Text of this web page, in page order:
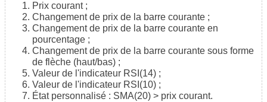
Prix courant ;
Changement de prix de la barre courante ;
Changement de prix de la barre courante en
pourcentage ;
Changement de prix de la barre courante sous forme
de flèche (haut/bas) ;
Valeur de l'indicateur RSI(14) ;
Valeur de l'indicateur RSI(10) ;
État personnalisé : SMA(20) > prix courant.